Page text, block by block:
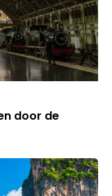
door de